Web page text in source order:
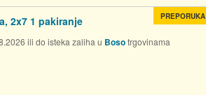
2x7 1 pakiranje
ili do isteka zaliha u Bosotrgovinama
PREPORUKA